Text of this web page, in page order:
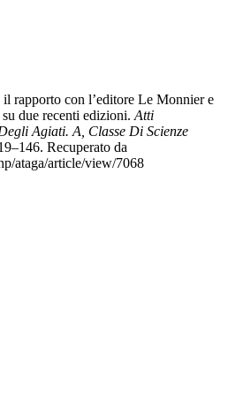
rapporto con l’editore Le Monnier e
due recenti edizioni. Atti
Agiati. A, Classe Di Scienze
Recuperato da
ataga/article/view/7068